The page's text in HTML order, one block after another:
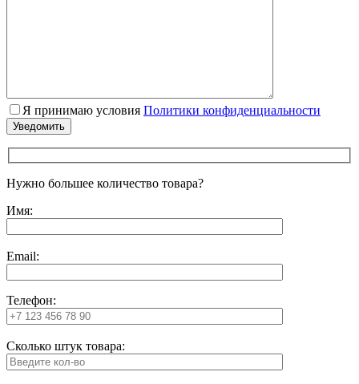
Я принимаю условия Политики конфиденциальности
Нужно большее количество товара?
Имя:
Email:
Телефон:
Сколько штук товара: